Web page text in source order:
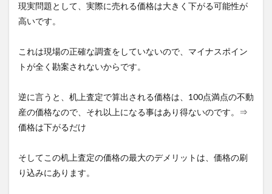
現実問題として、実際に売れる価格は大きく下がる可能性が
高いです。
これは現場の正確な調査をしていないので、マイナスポイン
トが全く勘案されないからです。
逆に言うと、机上査定で算出される価格は、100点満点の不動
産の価格なので、それ以上になる事はあり得ないのです。⇒
価格は下がるだけ
そしてこの机上査定の価格の最大のデメリットは、 価格の刷
り込みにあります。